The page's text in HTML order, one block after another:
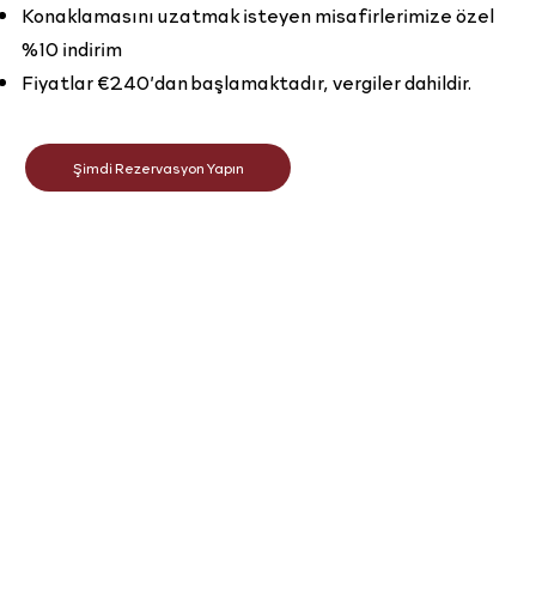
Konaklamasını uzatmak isteyen misafirlerimize özel
%10 indirim
Fiyatlar €240’dan başlamaktadır, vergiler dahildir.
Şimdi Rezervasyon Yapın